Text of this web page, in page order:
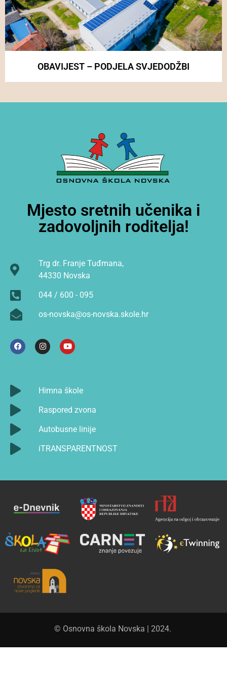
OBAVIJEST – PODJELA SVJEDODŽBI
Mjesto sretnih učenika i
zadovoljnih roditelja!
Trg dr. Franje Tuđmana,
44330 Novska
044 / 600 - 095
os-novska@os-novska.skole.hr
Himna škole
Raspored zvona
Autobusne linije
iTRANSPARENTNOST
© Osnovna škola Novska | 2024.